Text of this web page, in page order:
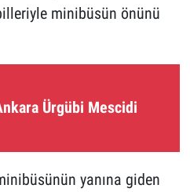
minibüsün önünü
Ürgübi Mescidi
yanına giden